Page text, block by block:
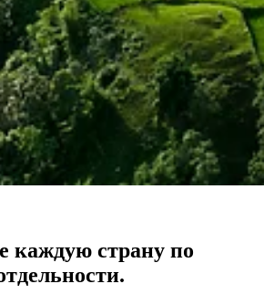
каждую страну по